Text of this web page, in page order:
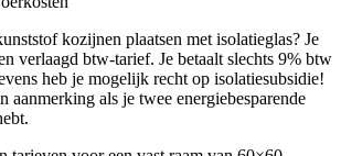
kozijnen plaatsen met isolatieglas? Je
verlaagd btw-tarief. Je betaalt slechts 9% btw
heb je mogelijk recht op isolatiesubsidie!
aanmerking als je twee energiebesparende